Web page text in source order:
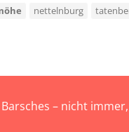
nettelnburg
– nicht